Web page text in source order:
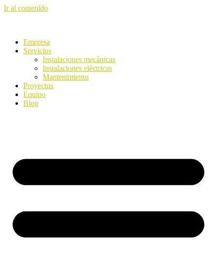
Ir al contenido
Empresa
Servicios
Instalaciones mecánicas
Instalaciones eléctricas
Mantenimiento
Proyectos
Equipo
Blog